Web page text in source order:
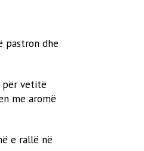
pastron dhe
për vetitë
me aromë
e rallë në